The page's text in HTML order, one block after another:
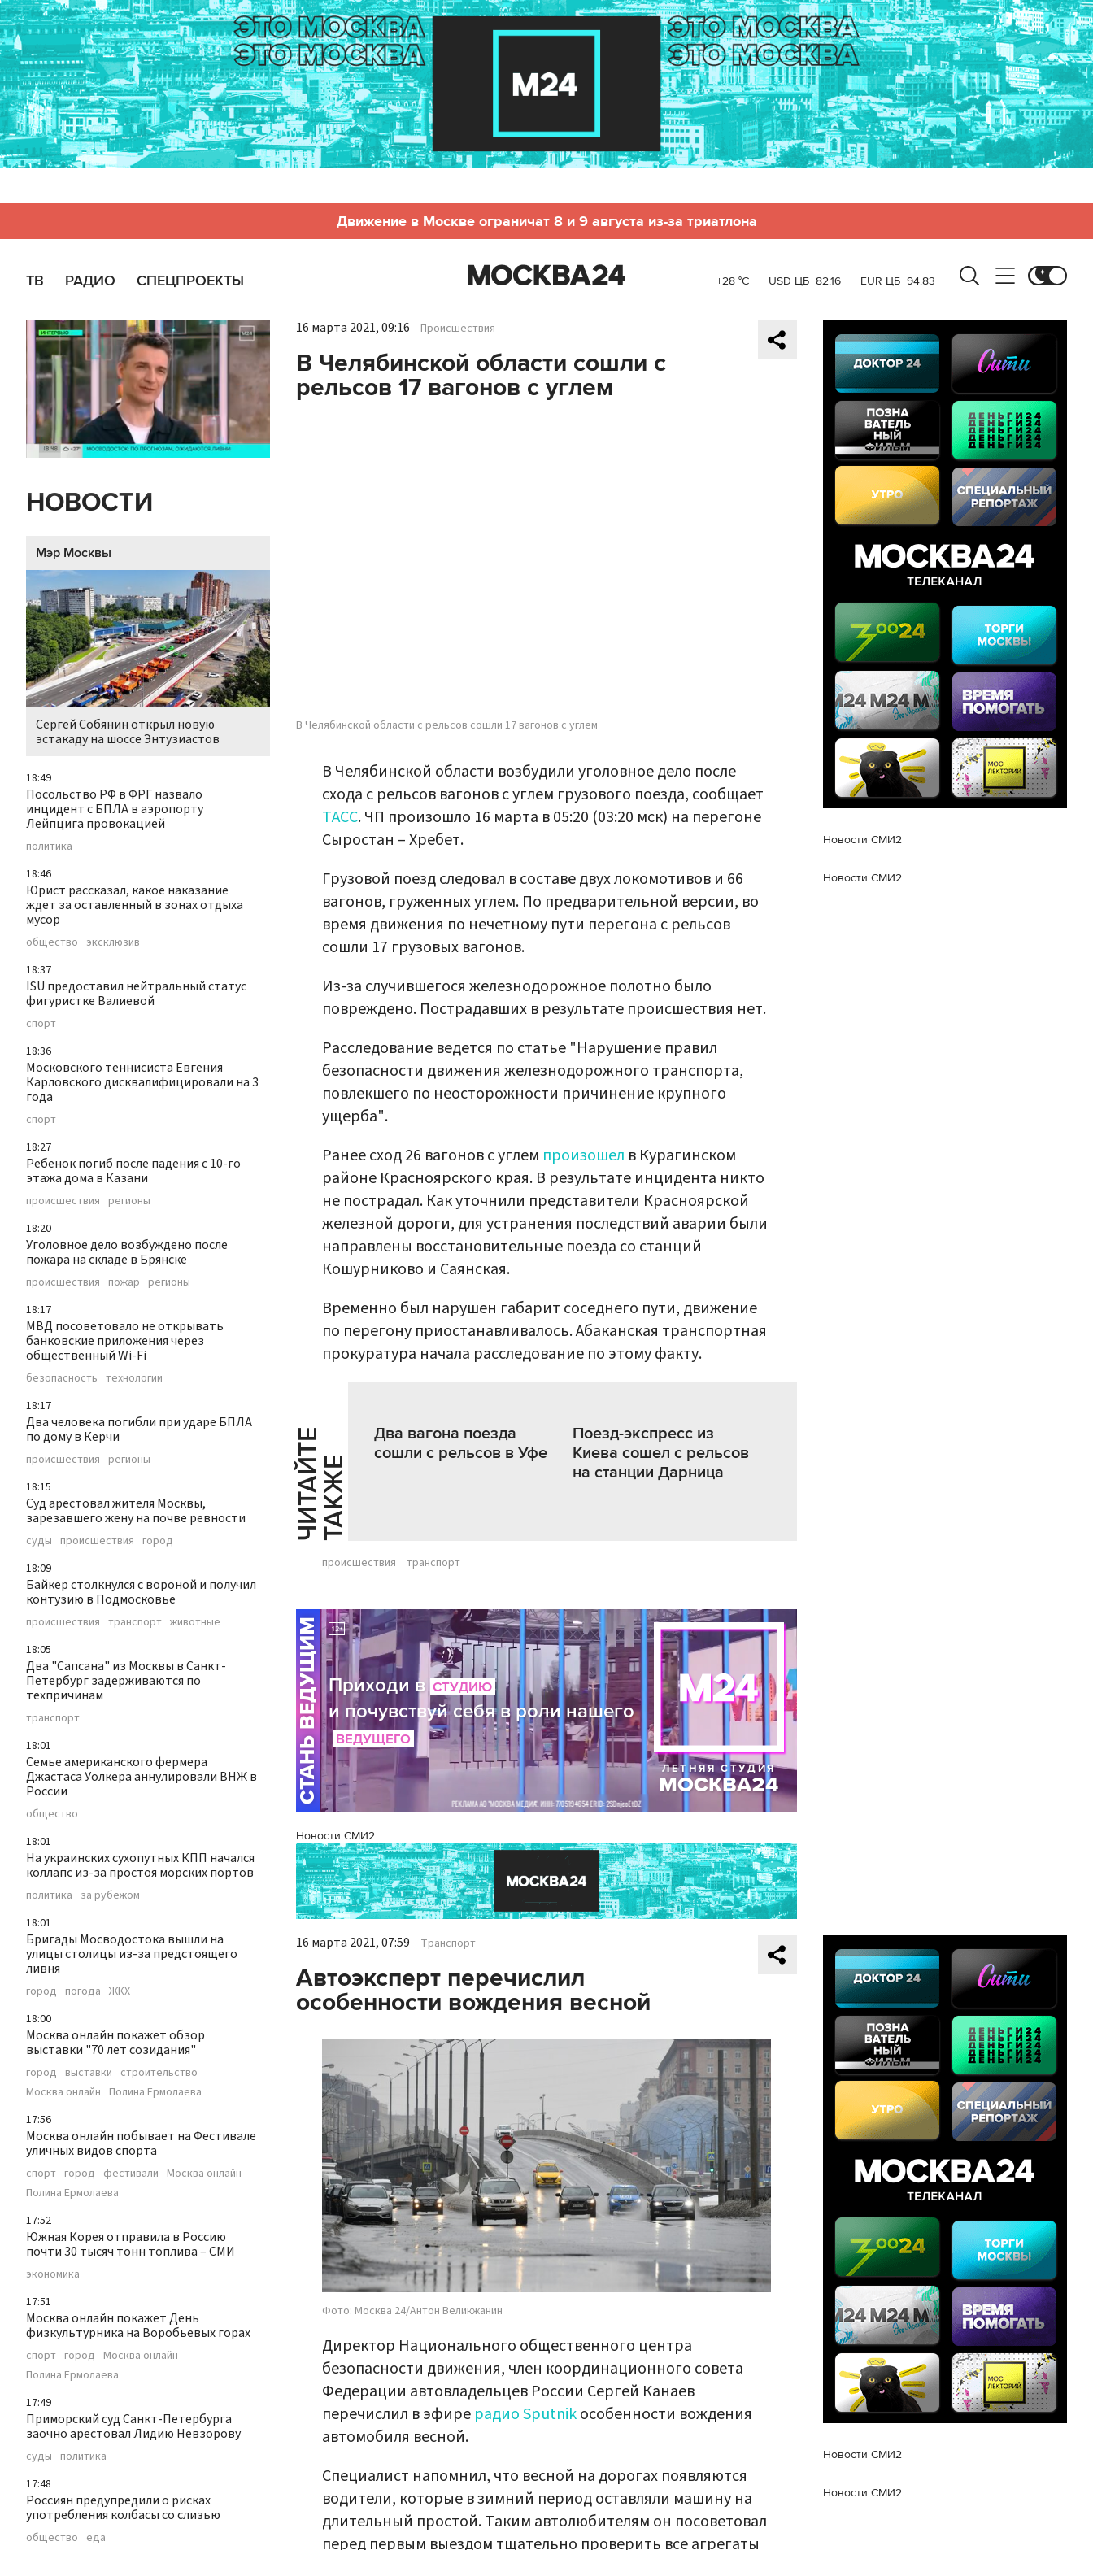
Движение в Москве ограничат 8 и 9 августа из-за триатлона
ТВ РАДИО СПЕЦПРОЕКТЫ +28 °C USD ЦБ 82.16 EUR ЦБ 94.83
НОВОСТИ
Мэр Москвы
Сергей Собянин открыл новую
эстакаду на шоссе Энтузиастов
18:49
Посольство РФ в ФРГ назвало
инцидент с БПЛА в аэропорту
Лейпцига провокацией
политика
18:46
Юрист рассказал, какое наказание
ждет за оставленный в зонах отдыха
мусор
общество эксклюзив
18:37
ISU предоставил нейтральный статус
фигуристке Валиевой
спорт
18:36
Московского теннисиста Евгения
Карловского дисквалифицировали на 3
года
спорт
18:27
Ребенок погиб после падения с 10-го
этажа дома в Казани
происшествия регионы
18:20
Уголовное дело возбуждено после
пожара на складе в Брянске
происшествия пожар регионы
18:17
МВД посоветовало не открывать
банковские приложения через
общественный Wi-Fi
безопасность технологии
18:17
Два человека погибли при ударе БПЛА
по дому в Керчи
происшествия регионы
18:15
Суд арестовал жителя Москвы,
зарезавшего жену на почве ревности
суды происшествия город
18:09
Байкер столкнулся с вороной и получил
контузию в Подмосковье
происшествия транспорт животные
18:05
Два "Сапсана" из Москвы в Санкт-
Петербург задерживаются по
техпричинам
транспорт
18:01
Семье американского фермера
Джастаса Уолкера аннулировали ВНЖ в
России
общество
18:01
На украинских сухопутных КПП начался
коллапс из-за простоя морских портов
политика за рубежом
18:01
Бригады Мосводостока вышли на
улицы столицы из-за предстоящего
ливня
город погода ЖКХ
18:00
Москва онлайн покажет обзор
выставки "70 лет созидания"
город выставки строительство
Москва онлайн Полина Ермолаева
17:56
Москва онлайн побывает на Фестивале
уличных видов спорта
спорт город фестивали Москва онлайн
Полина Ермолаева
17:52
Южная Корея отправила в Россию
почти 30 тысяч тонн топлива – СМИ
экономика
17:51
Москва онлайн покажет День
физкультурника на Воробьевых горах
спорт город Москва онлайн
Полина Ермолаева
17:49
Приморский суд Санкт-Петербурга
заочно арестовал Лидию Невзорову
суды политика
17:48
Россиян предупредили о рисках
употребления колбасы со слизью
общество еда
16 марта 2021, 09:16 Происшествия
В Челябинской области сошли с
рельсов 17 вагонов с углем
В Челябинской области с рельсов сошли 17 вагонов с углем
В Челябинской области возбудили уголовное дело после
схода с рельсов вагонов с углем грузового поезда, сообщает
ТАСС. ЧП произошло 16 марта в 05:20 (03:20 мск) на перегоне
Сыростан – Хребет.
Грузовой поезд следовал в составе двух локомотивов и 66
вагонов, груженных углем. По предварительной версии, во
время движения по нечетному пути перегона с рельсов
сошли 17 грузовых вагонов.
Из-за случившегося железнодорожное полотно было
повреждено. Пострадавших в результате происшествия нет.
Расследование ведется по статье "Нарушение правил
безопасности движения железнодорожного транспорта,
повлекшего по неосторожности причинение крупного
ущерба".
Ранее сход 26 вагонов с углем произошел в Курагинском
районе Красноярского края. В результате инцидента никто
не пострадал. Как уточнили представители Красноярской
железной дороги, для устранения последствий аварии были
направлены восстановительные поезда со станций
Кошурниково и Саянская.
Временно был нарушен габарит соседнего пути, движение
по перегону приостанавливалось. Абаканская транспортная
прокуратура начала расследование по этому факту.
Ч
И
Т
АЙ
Т
Е
Т
А
К
ЖЕ
Два вагона поезда
сошли с рельсов в Уфе
Поезд-экспресс из
Киева сошел с рельсов
на станции Дарница
происшествия транспорт
Новости СМИ2
Новости СМИ2
Новости СМИ2
16 марта 2021, 07:59 Транспорт
Автоэксперт перечислил
особенности вождения весной
Фото: Москва 24/Антон Великжанин
Директор Национального общественного центра
безопасности движения, член координационного совета
Федерации автовладельцев России Сергей Канаев
перечислил в эфире радио Sputnikособенности вождения
автомобиля весной.
Специалист напомнил, что весной на дорогах появляются
водители, которые в зимний период оставляли машину на
длительный простой. Таким автолюбителям он посоветовал
перед первым выездом тщательно проверить все агрегаты
Новости СМИ2
Новости СМИ2